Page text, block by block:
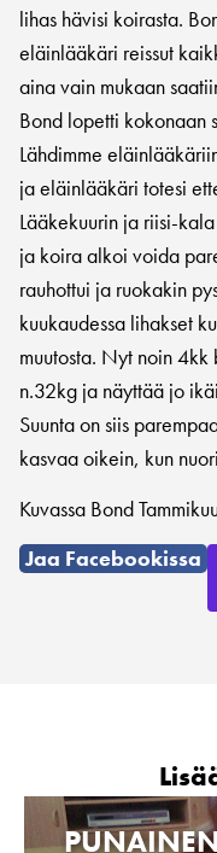
lihas hävisi koirasta.
eläinlääkäri reissut
aina vain mukaan
Bond lopetti kokonaan
Lähdimme
ja eläinlääkäri totesi
Lääkekuurin ja riisi-
ja koira alkoi voida
rauhottui ja ruokakin
kuukaudessa lihakset
muutosta. Nyt noin
n.32kg ja näyttää jo
Suunta on siis
kasvaa oikein, kun
Kuvassa Bond
Jaa Facebookissa